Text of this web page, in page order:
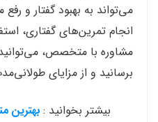
می‌تواند به بهبود گفتار و
انجام تمرین‌های گفتاری،
مشاوره با متخصص،
برسانید و از مزایای
بیشتر بخوانید : بهترین